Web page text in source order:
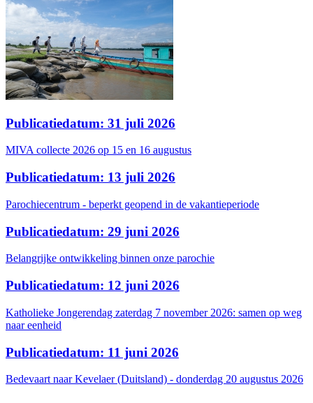
Publicatiedatum: 31 juli 2026
MIVA collecte 2026 op 15 en 16 augustus
Publicatiedatum: 13 juli 2026
Parochiecentrum - beperkt geopend in de vakantieperiode
Publicatiedatum: 29 juni 2026
Belangrijke ontwikkeling binnen onze parochie
Publicatiedatum: 12 juni 2026
Katholieke Jongerendag zaterdag 7 november 2026: samen op weg
naar eenheid
Publicatiedatum: 11 juni 2026
Bedevaart naar Kevelaer (Duitsland) - donderdag 20 augustus 2026